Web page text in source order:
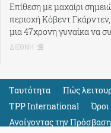
Επίθεση με μαχαίρι
περιοχή Κόβεντ Γκάρντεν,
μια 47χρονη γυναίκα να
ΔΙΕΘΝΗ
Ταυτότητα Πώς
TPP International
Ανοίγοντας την
Όλους